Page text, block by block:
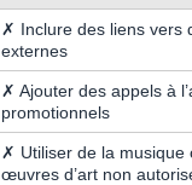
✗ Inclure des liens vers
externes
✗ Ajouter des appels à
promotionnels
✗ Utiliser de la musique
œuvres d’art non